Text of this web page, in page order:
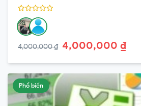
4,000,000 ₫ 4,000,000 ₫
Phổ biến